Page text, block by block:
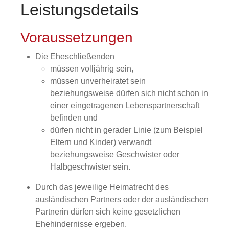
Leistungsdetails
Voraussetzungen
Die Eheschließenden
müssen volljährig sein,
müssen unverheiratet sein
beziehungsweise dürfen sich nicht schon in
einer eingetragenen Lebenspartnerschaft
befinden und
dürfen nicht in gerader Linie (zum Beispiel
Eltern und Kinder)verwandt
beziehungsweise Geschwister oder
Halbgeschwister sein.
Durch das jeweilige Heimatrecht des
ausländischen Partners oder der ausländischen
Partnerin dürfen sich keine gesetzlichen
Ehehindernisse ergeben.